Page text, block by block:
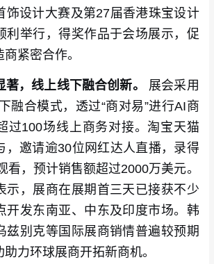
饰设计大赛及第27届香港珠宝设计
利举行，得奖作品于会场展示，促
紧密合作。
，线上线下融合创新。
展会采用
融合模式，透过“商对易”进行AI商
过100场线上商务对接。淘宝天猫
，邀请逾30位网红达人直播，录得
看，预计销售额超过2000万美元。
示，展商在展期首三天已接获不少
开发东南亚、中东及印度市场。韩
兹别克等国际展商销情普遍较预期
力环球展商开拓新商机。